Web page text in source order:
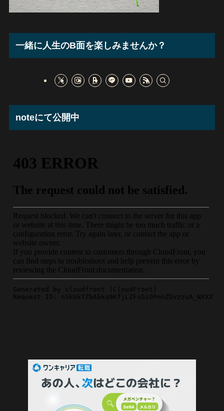
一緒に人生のB面を楽しみませんか？
noteにて公開中